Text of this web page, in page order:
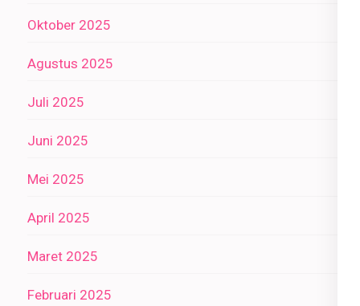
Oktober 2025
Agustus 2025
Juli 2025
Juni 2025
Mei 2025
April 2025
Maret 2025
Februari 2025